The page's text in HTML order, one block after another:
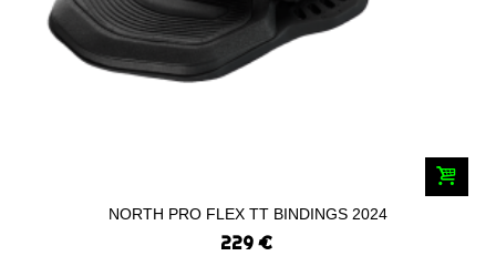
NORTH PRO FLEX TT BINDINGS 2024
229 €